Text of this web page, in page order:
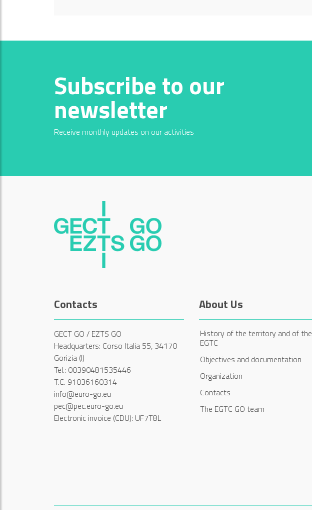
Subscribe to our
newsletter
Receive monthly updates on our activities
Contacts
GECT GO / EZTS GO
Headquarters: Corso Italia 55, 34170
Gorizia (I)
Tel.: 00390481535446
T.C. 91036160314
info@euro-go.eu
pec@pec.euro-go.eu
Electronic invoice (CDU): UF7T8L
About Us
History of the territory and of the
EGTC
Objectives and documentation
Organization
Contacts
The EGTC GO team